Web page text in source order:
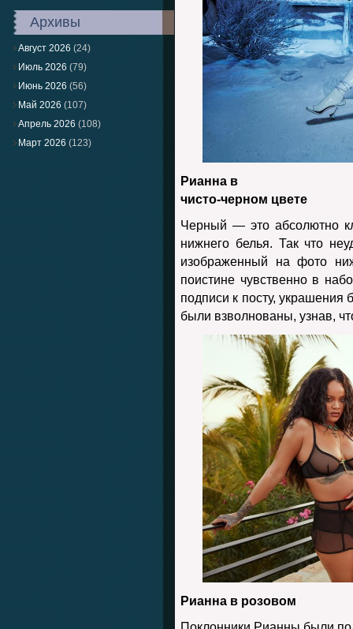
Архивы
Август 2026 (24)
Июль 2026 (79)
Июнь 2026 (56)
Май 2026 (107)
Апрель 2026 (108)
Март 2026 (123)
Рианна в
чисто-черном цвете
Черный — это абсолютно
нижнего белья. Так что
изображенный на фото
поистине чувственно в
подписи к посту,
были взволнованы, узнав,
Рианна в розовом